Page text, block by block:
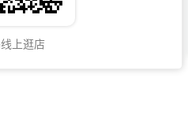
上逛店